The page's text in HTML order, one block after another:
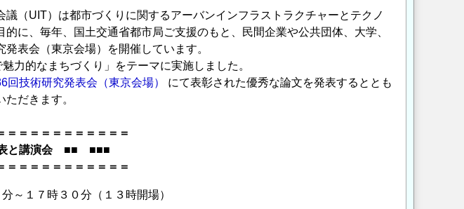
（UIT）は都市づくりに関するアーバンインフラストラクチャーとテクノ
に、毎年、国土交通省都市局ご支援のもと、民間企業や公共団体、大学、
表会（東京会場）を開催しています。
力的なまちづくり」をテーマに実施しました。
回技術研究発表会（東京会場） にて表彰された優秀な論文を発表するととも
だきます。
＝＝＝＝＝＝＝＝＝＝＝
と講演会 ■■ ■■■
＝＝＝＝＝＝＝＝＝＝＝
分～１７時３０分（１３時開場）